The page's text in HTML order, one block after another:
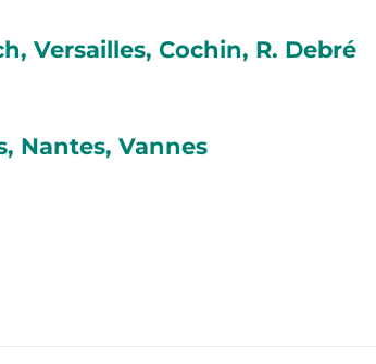
Versailles, Cochin, R. Debré
Nantes, Vannes